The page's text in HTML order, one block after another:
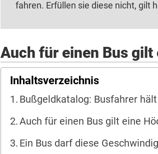
fahren. Erfüllen sie diese nicht, gilt
Auch für einen Bus
Inhaltsverzeichnis
Bußgeldkatalog: Busfahrer
Auch für einen Bus gilt eine
Ein Bus darf diese